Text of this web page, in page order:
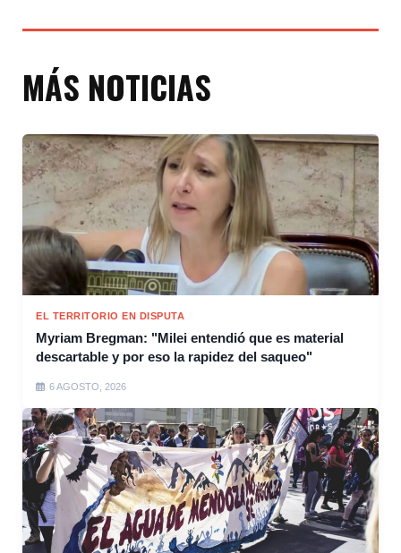
MÁS NOTICIAS
EL TERRITORIO EN DISPUTA
Myriam Bregman: "Milei entendió que es material
descartable y por eso la rapidez del saqueo"
6 AGOSTO, 2026